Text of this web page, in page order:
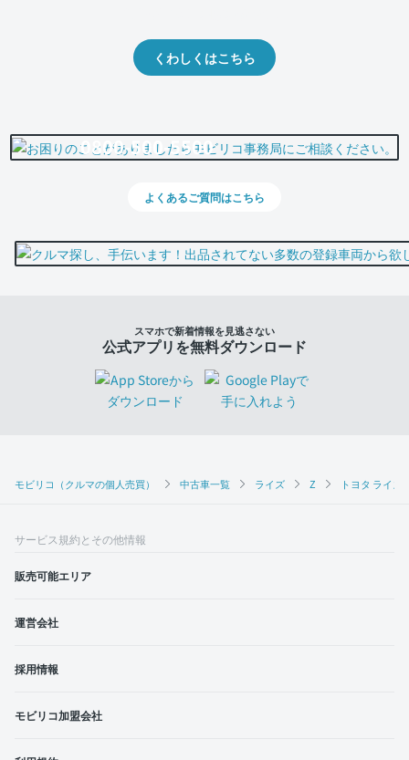
モビリコ（クルマの個人売買） 中古車一覧 ライズ Z トヨタ ライ
くわしくはこちら
0800-500-5500
よくあるご質問はこちら
スマホで新着情報を見逃さない
公式アプリを無料ダウンロード
サービス規約とその他情報
販売可能エリア
運営会社
採用情報
モビリコ加盟会社